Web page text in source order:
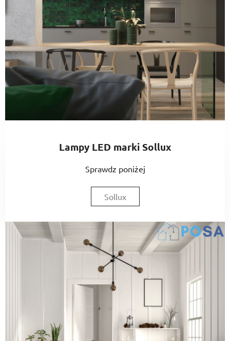
Lampy LED marki Sollux
Sprawdz poniżej
Sollux